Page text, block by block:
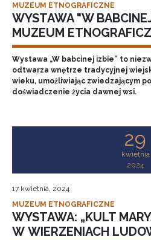
MUZEUM ETNOGRAFICZNE
WYSTAWA "W
MUZEUM
Wystawa „W babcinej izbie” to
odtwarza wnętrze tradycyjnej
wieku, umożliwiając zwiedzającym
doświadczenie życia dawnej wsi.
29
kwietnia
2024
17 kwietnia, 2024
MUZEUM ETNOGRAFICZNE
WYSTAWA: „KULT
W WIERZENIACH